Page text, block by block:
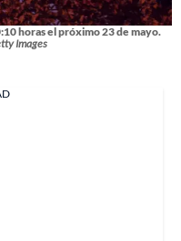
horas el próximo 23 de mayo.
Images